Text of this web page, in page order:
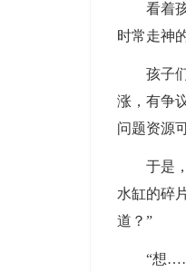
看着孩
时常走神
孩子们
涨，有争
问题资源
于是，
水缸的碎
道？”
“想……”